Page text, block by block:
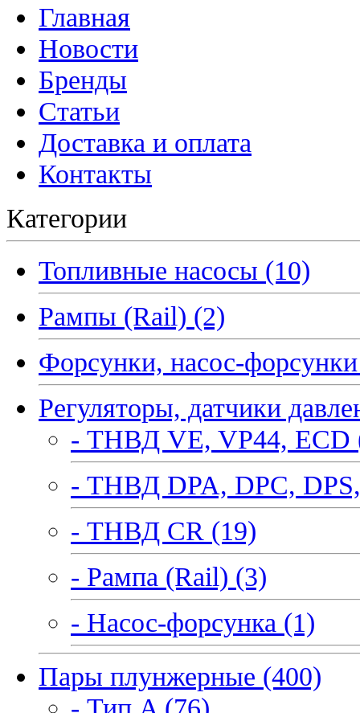
Главная
Новости
Бренды
Статьи
Доставка и оплата
Контакты
Категории
Топливные насосы (10)
Рампы (Rail) (2)
Форсунки, насос-
Регуляторы, датчики
- ТНВД VE, VP44, ECD
- ТНВД DPA, DPC,
- ТНВД CR (19)
- Рампа (Rail) (3)
- Насос-форсунка (1)
Пары плунжерные (400)